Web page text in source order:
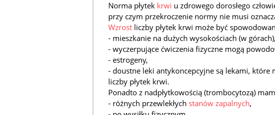
Norma płytek krwi u zdrowego dorosłego
przy czym przekroczenie normy nie musi
Wzrost liczby płytek krwi może być
- mieszkanie na dużych wysokościach (w górach),
- wyczerpujące ćwiczenia fizyczne mogą
- estrogeny,
- doustne leki antykoncepcyjne są lekami, które
liczby płytek krwi.
Ponadto z nadpłytkowością (trombocytozą)
- różnych przewlekłych stanów zapalnych,